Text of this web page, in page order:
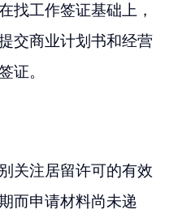
找工作签证基础上，
交商业计划书和经营
证。
关注居留许可的有效
而申请材料尚未递